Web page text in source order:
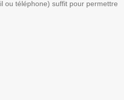
ou téléphone) suffit pour permettre